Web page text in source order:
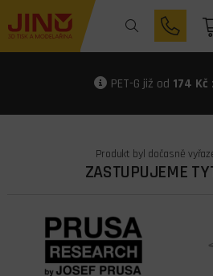
PET-G již od 174
Produkt byl dočasně
ZASTUPUJEME